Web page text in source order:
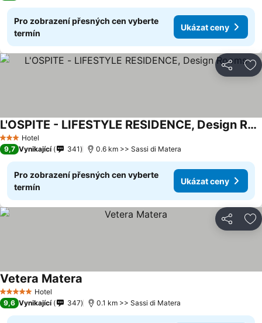
Pro zobrazení přesných cen vyberte
termín
Ukázat ceny
Sdílet
3 Počet hvězdiček
Hotel
L'OSPITE - LIFESTYLE RESIDENCE, Design Rooms
9,7 Vynikající 341 0.6 km >> Sassi di Matera
Pro zobrazení přesných cen vyberte
termín
Ukázat ceny
Sdílet
5 Počet hvězdiček
Hotel
Vetera Matera
9,6 Vynikající 347 0.1 km >> Sassi di Matera